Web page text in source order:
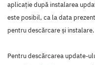
aplicaţie după instalarea
este posibil, ca la data
pentru descărcare şi instalare.
Pentru descărcarea update-